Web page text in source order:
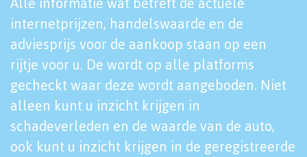
internetprijzen, handelswaarde en de
adviesprijs voor de aankoop staan op een
rijtje voor u. De wordt op alle platforms
gecheckt waar deze wordt aangeboden. Niet
alleen kunt u inzicht krijgen in
schadeverleden en de waarde van de auto,
ook kunt u inzicht krijgen in de geregistreerde